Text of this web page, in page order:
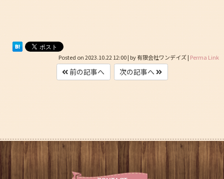
Posted on2023.10.22 12:00| by有限会社ワンデイズ| Perma Link
前の記事へ 次の記事へ